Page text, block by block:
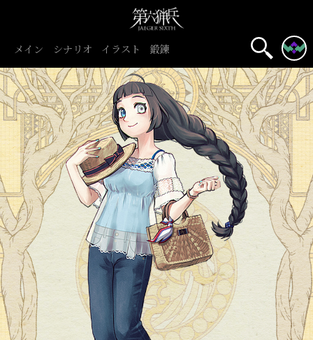
メイン シナリオ イラスト 鍛錬
名前表示